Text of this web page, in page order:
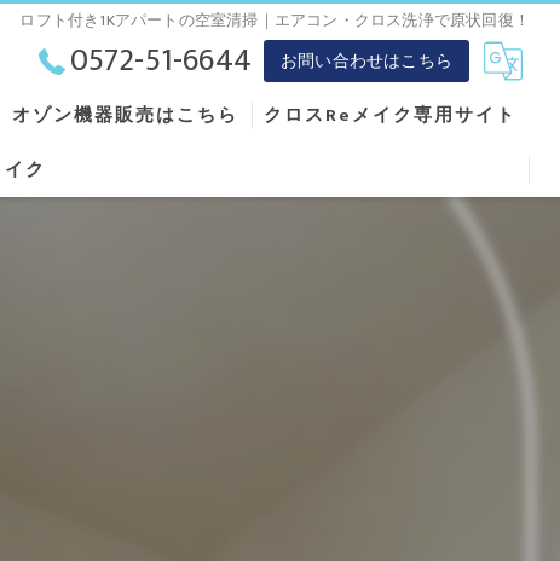
ロフト付き1Kアパートの空室清掃｜エアコン・クロス洗浄で原状回復！
0572-51-6644 お問い合わせはこちら
オゾン機器販売はこちら
クロスReメイク専用サイト
ク